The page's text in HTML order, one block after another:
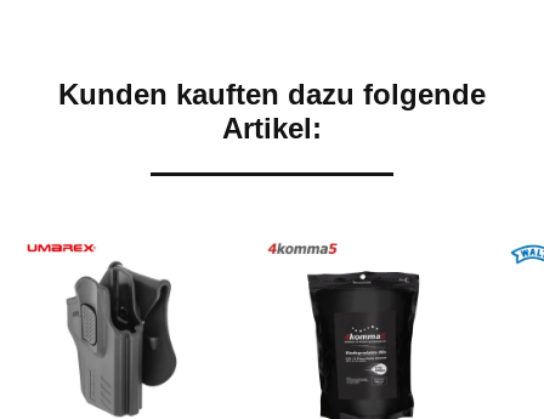
Kunden kauften dazu folgende
Artikel: